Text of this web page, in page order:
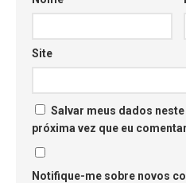
Site
Salvar meus dados
próxima vez que eu
Notifique-me sobre novos